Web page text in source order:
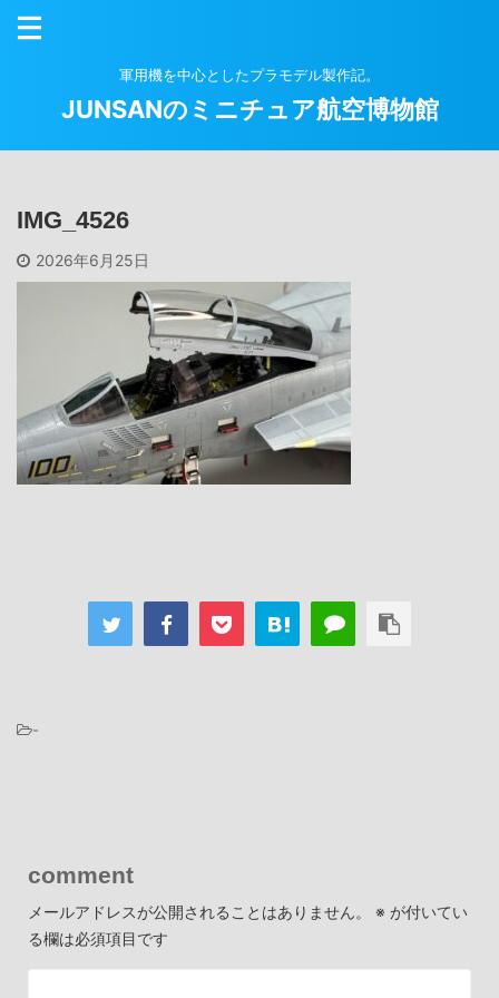
軍用機を中心としたプラモデル製作記。
JUNSANのミニチュア航空博物館
IMG_4526
2026年6月25日
-
comment
メールアドレスが公開されることはありません。 ※ が付いてい
る欄は必須項目です